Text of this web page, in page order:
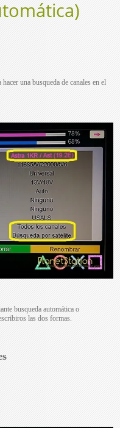
una busqueda de canales en el
busqueda automática o
las dos formas.